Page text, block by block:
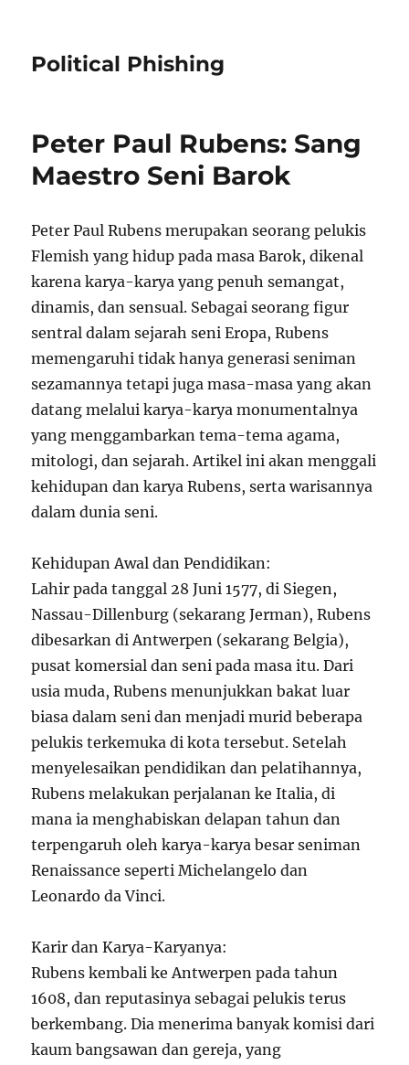
Political Phishing
Peter Paul Rubens: Sang
Maestro Seni Barok
Peter Paul Rubens merupakan seorang pelukis
Flemish yang hidup pada masa Barok, dikenal
karena karya-karya yang penuh semangat,
dinamis, dan sensual. Sebagai seorang figur
sentral dalam sejarah seni Eropa, Rubens
memengaruhi tidak hanya generasi seniman
sezamannya tetapi juga masa-masa yang akan
datang melalui karya-karya monumentalnya
yang menggambarkan tema-tema agama,
mitologi, dan sejarah. Artikel ini akan menggali
kehidupan dan karya Rubens, serta warisannya
dalam dunia seni.
Kehidupan Awal dan Pendidikan:
Lahir pada tanggal 28 Juni 1577, di Siegen,
Nassau-Dillenburg (sekarang Jerman), Rubens
dibesarkan di Antwerpen (sekarang Belgia),
pusat komersial dan seni pada masa itu. Dari
usia muda, Rubens menunjukkan bakat luar
biasa dalam seni dan menjadi murid beberapa
pelukis terkemuka di kota tersebut. Setelah
menyelesaikan pendidikan dan pelatihannya,
Rubens melakukan perjalanan ke Italia, di
mana ia menghabiskan delapan tahun dan
terpengaruh oleh karya-karya besar seniman
Renaissance seperti Michelangelo dan
Leonardo da Vinci.
Karir dan Karya-Karyanya:
Rubens kembali ke Antwerpen pada tahun
1608, dan reputasinya sebagai pelukis terus
berkembang. Dia menerima banyak komisi dari
kaum bangsawan dan gereja, yang